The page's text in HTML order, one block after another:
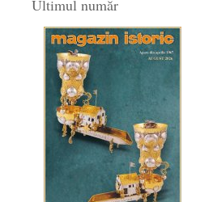
Ultimul număr